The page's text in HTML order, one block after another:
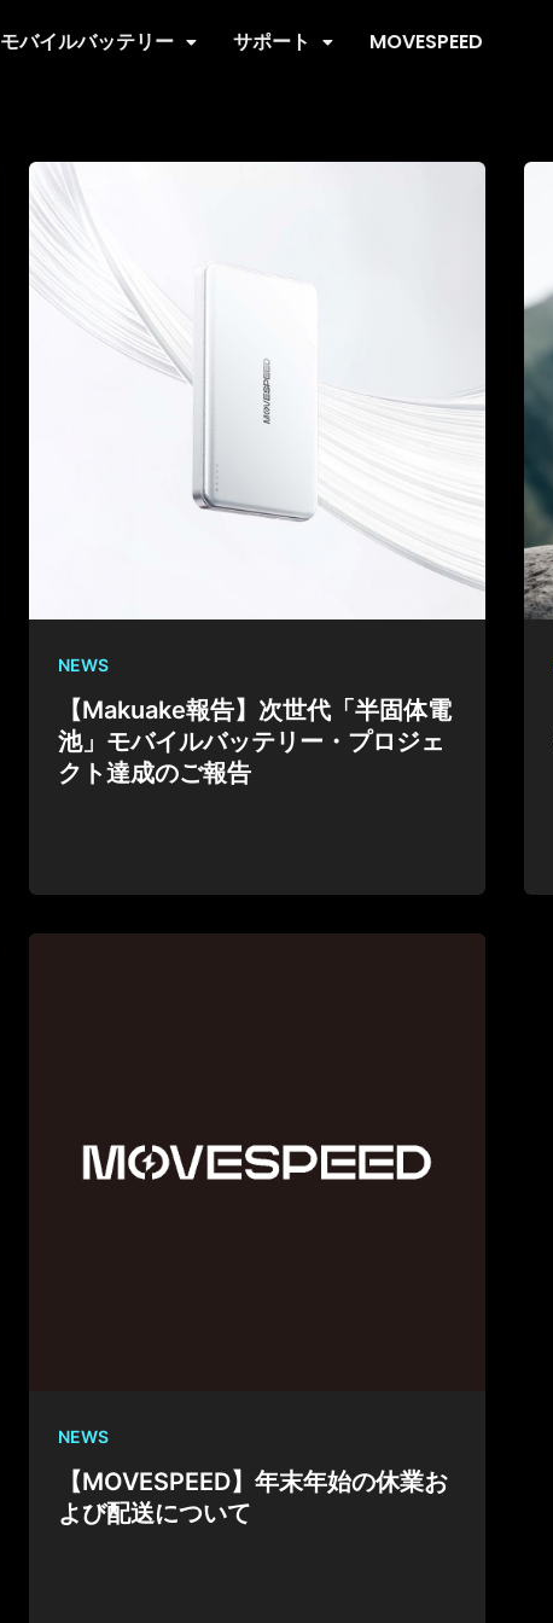
モバイルバッテリー サポート MOVESPEED
NEWS
【Makuake報告】次世代「半固体電
池」モバイルバッテリー・プロジェ
クト達成のご報告
NEWS
【MOVESPEED】年末年始の休業お
よび配送について